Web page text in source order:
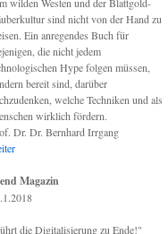
sind nicht von der Hand zu
Ein anregendes Buch für
die nicht jedem
Hype folgen müssen,
bereit sind, darüber
welche Techniken und als
wirklich fördern.
Dr. Dr. Bernhard Irrgang
Magazin
die Digitalisierung zu Ende!"